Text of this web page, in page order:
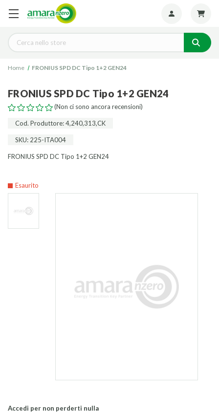
Cerca
Home FRONIUS SPD DC Tipo 1+2 GEN24
FRONIUS SPD DC Tipo 1+2 GEN24
(Non ci sono ancora recensioni)
Cod. Produttore: 4,240,313,CK
SKU: 225-ITA004
FRONIUS SPD DC Tipo 1+2 GEN24
Esaurito
Accedi per non perderti nulla